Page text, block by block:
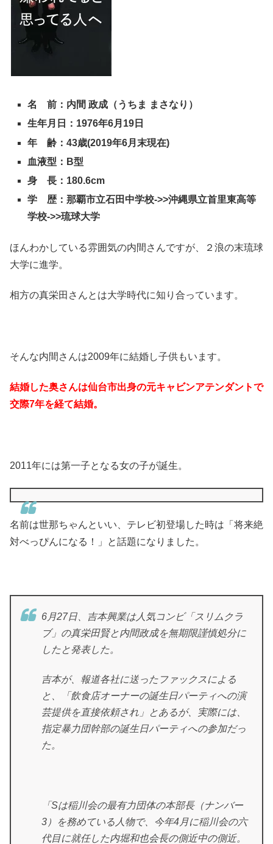
名 前：内間 政成（うちま まさなり）
生年月日：1976年6月19日
年 齢：43歳(2019年6月末現在)
血液型：B型
身 長：180.6cm
学 歴：那覇市立石田中学校->>沖縄県立首里東高等
学校->>琉球大学
ほんわかしている雰囲気の内間さんですが、２浪の末琉球
大学に進学。
相方の真栄田さんとは大学時代に知り合っています。
そんな内間さんは2009年に結婚し子供もいます。
結婚した奥さんは仙台市出身の元キャビンアテンダントで
交際7年を経て結婚。
2011年には第一子となる女の子が誕生。
名前は世那ちゃんといい、テレビ初登場した時は「将来絶
対べっぴんになる！」と話題になりました。
6月27日、吉本興業は人気コンビ「スリムクラ
ブ」の真栄田賢と内間政成を無期限謹慎処分に
したと発表した。
吉本が、報道各社に送ったファックスによる
と、「飲食店オーナーの誕生日パーティへの演
芸提供を直接依頼され」とあるが、実際には、
指定暴力団幹部の誕生日パーティへの参加だっ
た。
「Sは稲川会の最有力団体の本部長（ナンバー
3）を務めている人物で、今年4月に稲川会の六
代目に就任した内堀和也会長の側近中の側近。